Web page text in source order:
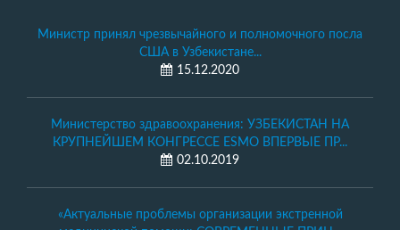
Министр принял чрезвычайного и полномочного посла
США в Узбекистане...
15.12.2020
Министерство здравоохранения: УЗБЕКИСТАН НА
КРУПНЕЙШЕМ КОНГРЕССЕ ESMO ВПЕРВЫЕ ПР...
02.10.2019
«Актуальные проблемы организации экстренной